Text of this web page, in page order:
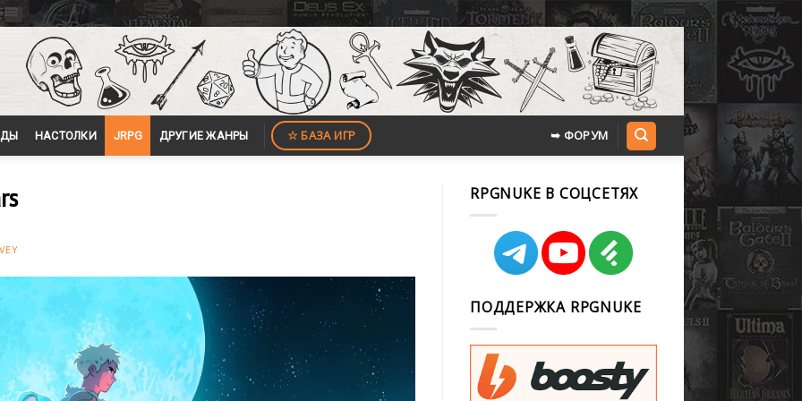
НАСТОЛКИ JRPG ДРУГИЕ ЖАНРЫ ☆ БАЗА ИГР ➥ ФОРУМ
RPGNUKE В СОЦСЕТЯХ
ПОДДЕРЖКА RPGNUKE